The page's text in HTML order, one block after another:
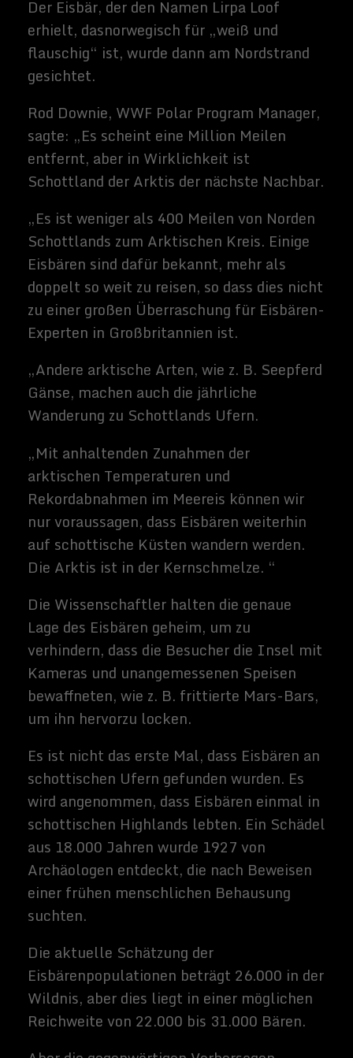
Archäologen entdeckt, die nach Beweisen
einer frühen menschlichen Behausung
suchten.
Die aktuelle Schätzung der
Wildnis, aber dies liegt in einer möglichen
Reichweite von 22.000 bis 31.000 Bären.
Aber die gegenwärtigen Vorhersagen
deuten darauf hin, dass bis 2050 die
Eisbärenzahlen um 30 Prozent aufgrund
abfallen können, wenn der Klimawandel
nicht gestoppt wird. Und es sind nicht nur
Eisbären, die anfällig sind, WWFs Living
Planet-Bericht 2016, dass fast eine von
sechs Arten vom Aussterben durch
den Klimawandel bedroht sind.
Zur Unterstützung von Projekten, die
Eisbären und ihren Lebensraum schützen
reduzieren gibt es mehr unter
https://www.wwf.org.uk/updates/polar-
bear- Gefunden-in-schottland
Related Images:
Sammy
Zimmerma
nns
Hallo, ich
schreibe hier
im Blog. Mein
Name ist
Sammy
Zimmermann
s und ich bin
freiberufliche
und
Buchautor,
sowie SEO-
Berater. Mein
Hobbys und
Interessen
sind Science-
Fiction Filme
und alles was
dreht.